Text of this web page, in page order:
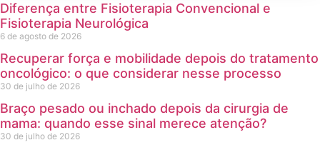
Diferença entre Fisioterapia Convencional e
Fisioterapia Neurológica
6 de agosto de 2026
Recuperar força e mobilidade depois do tratamento
oncológico: o que considerar nesse processo
30 de julho de 2026
Braço pesado ou inchado depois da cirurgia de
mama: quando esse sinal merece atenção?
30 de julho de 2026